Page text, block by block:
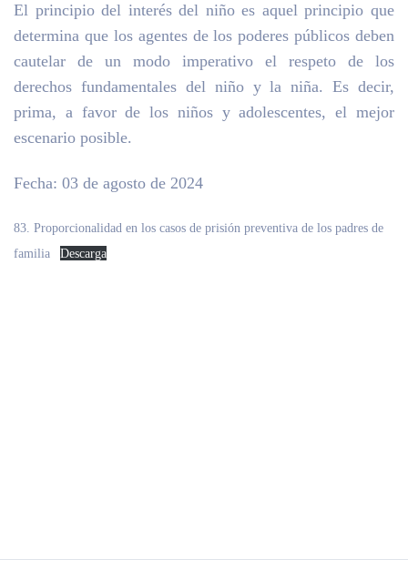
El principio del interés del niño es aquel principio que
determina que los agentes de los poderes públicos deben
cautelar de un modo imperativo el respeto de los
derechos fundamentales del niño y la niña. Es decir,
prima, a favor de los niños y adolescentes, el mejor
escenario posible.
Fecha: 03 de agosto de 2024
83. Proporcionalidad en los casos de prisión preventiva de los padres de
familia
Descarga